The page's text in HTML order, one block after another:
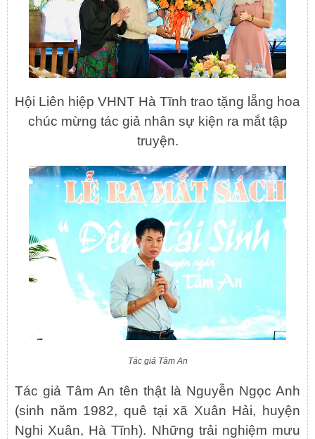
Hội Liên hiệp VHNT Hà Tĩnh trao tặng lẵng hoa
chúc mừng tác giả nhân sự kiện ra mắt tập
truyện.
Tác giả Tâm An
Tác giả Tâm An tên thật là Nguyễn Ngọc Anh
(sinh năm 1982, quê tại xã Xuân Hải, huyện
Nghi Xuân, Hà Tĩnh). Những trải nghiệm mưu